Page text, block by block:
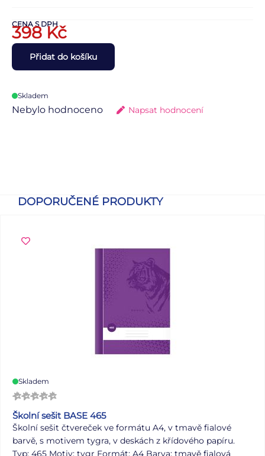
CENA S DPH
398Kč
Přidat do košíku
Skladem
Nebylo hodnoceno Napsat hodnocení
DOPORUČENÉ PRODUKTY
Skladem
Školní sešit BASE 465
Školní sešit čtvereček ve formátu A4, v tmavě fialové
barvě, s motivem tygra, v deskách z křídového papíru.
Typ: 465 Motiv: tygr Formát: A4 Barva: tmavě fialová